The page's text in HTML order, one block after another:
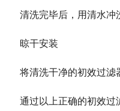
清洗完毕后，用清水冲
晾干安装
将清洗干净的初效过滤
通过以上正确的初效过